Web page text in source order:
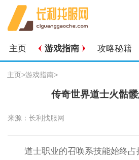
主页 游戏指南 攻略秘籍
主页>游戏指南>
传奇世界道士火骷
来源：长利找服网
道士职业的召唤系技能始终